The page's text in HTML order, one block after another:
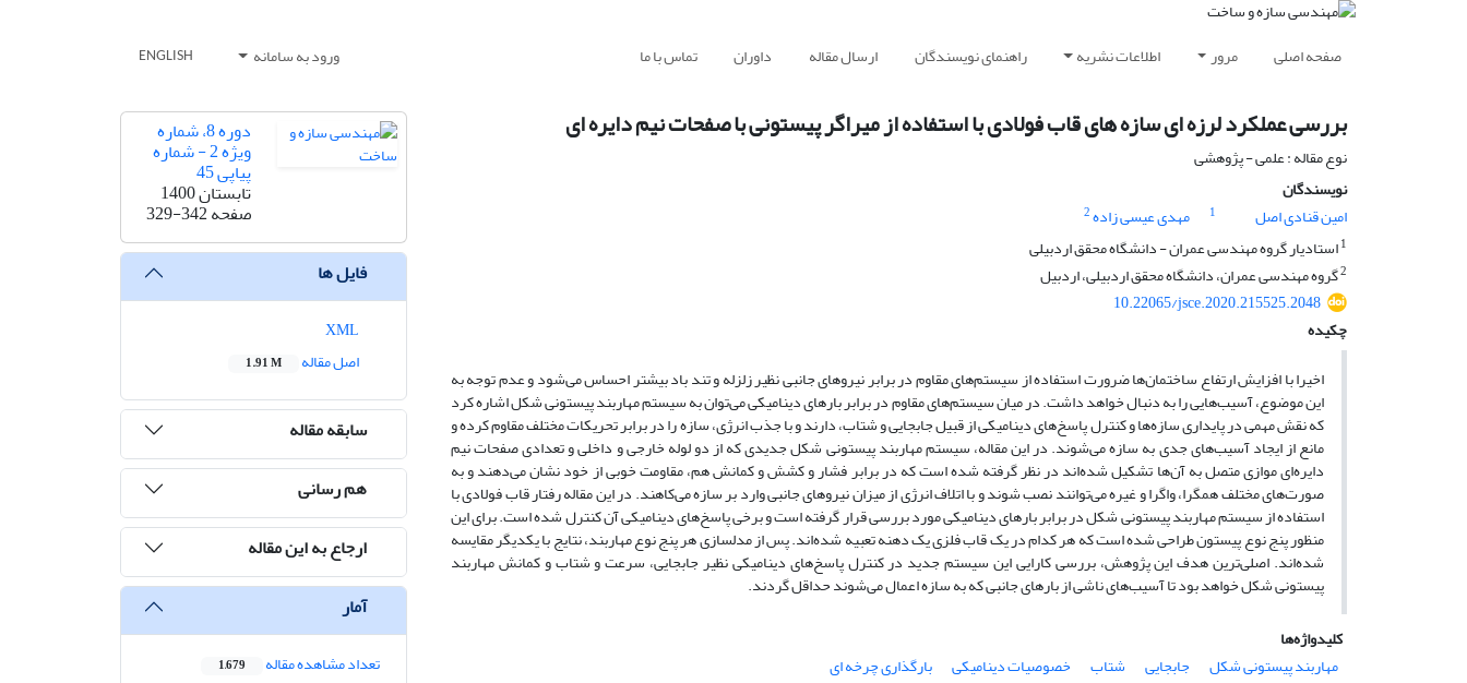
صفحه اصلی مرور اطلاعات نشریه راهنمای نویسندگان ارسال مقاله داوران تماس با ما ورود به سامانه ENGLISH
بررسی عملکرد لرزه ای سازه های قاب فولادی با استفاده از میراگر پیستونی با صفحات نیم دایره ای
نوع مقاله : علمی - پژوهشی
نویسندگان
امین قنادی اصل
1 مهدی عیسی زاده2
1استادیار گروه مهندسی عمران - دانشگاه محقق اردبیلی
2گروه مهندسی عمران، دانشگاه محقق اردبیلی، اردبیل
10.22065/jsce.2020.215525.2048
چکیده
اخیرا با افزایش ارتفاع ساختمان‌ها ضرورت استفاده از سیستم‌های مقاوم در برابر نیرو‌های جانبی نظیر زلزله و تند باد بیشتر احساس می‌شود و عدم توجه به
این موضوع، آسیب‌هایی را به دنبال خواهد داشت. در میان سیستم‌های مقاوم در برابر بار‌های دینامیکی می‌توان به سیستم مهاربند پیستونی شکل اشاره کرد
که نقش مهمی در پایداری سازه‌ها و کنترل پاسخ‌های دینامیکی از قبیل جابجایی و شتاب، دارند و با جذب انرژی، سازه را در برابر تحریکات مختلف مقاوم کرده و
مانع از ایجاد آسیب‌های جدی به سازه می‌شوند. در این مقاله، سیستم‌ مهاربند پیستونی شکل جدیدی که از دو لوله خارجی و داخلی و تعدادی صفحات نیم
دایره‌ای موازی متصل به آن‌ها تشکیل شده‌اند در نظر گرفته شده است که در برابر فشار و کشش و کمانش هم، مقاومت خوبی از خود نشان می‌دهند و به
صورت‌های مختلف همگرا، واگرا و غیره می‌توانند نصب شوند و با اتلاف انرژی از میزان نیرو‌های جانبی وارد بر سازه می‌کاهند. در این مقاله رفتار قاب فولادی با
استفاده از سیستم مهاربند پیستونی شکل در برابر بار‌های دینامیکی مورد بررسی قرار گرفته است و برخی پاسخ‌های دینامیکی آن کنترل شده است. برای این
منظور پنج نوع پیستون طراحی شده است که هر کدام در یک قاب فلزی یک دهنه تعبیه شده‌اند. پس از مدلسازی هر پنج نوع مهاربند، نتایج با یکدیگر مقایسه
شده‌اند. اصلی‌ترین هدف این پژوهش، بررسی کارایی این سیستم جدید در کنترل پاسخ‌های دینامیکی نظیر جابجایی، سرعت و شتاب و کمانش مهاربند
پیستونی شکل خواهد بود تا آسیب‌های ناشی از بار‌های جانبی که به سازه اعمال می‌شوند حداقل گردند.
کلیدواژه‌ها
مهاربند پیستونی شکل
جابجایی شتاب خصوصیات دینامیکی
بارگذاری چرخه ای
دوره 8، شماره
ویژه 2 - شماره
پیاپی 45
تابستان 1400
صفحه329-342
فایل ها
اصل مقاله
1.91 M
سابقه مقاله
هم رسانی
ارجاع به این مقاله
آمار
تعداد مشاهده مقاله 1,679